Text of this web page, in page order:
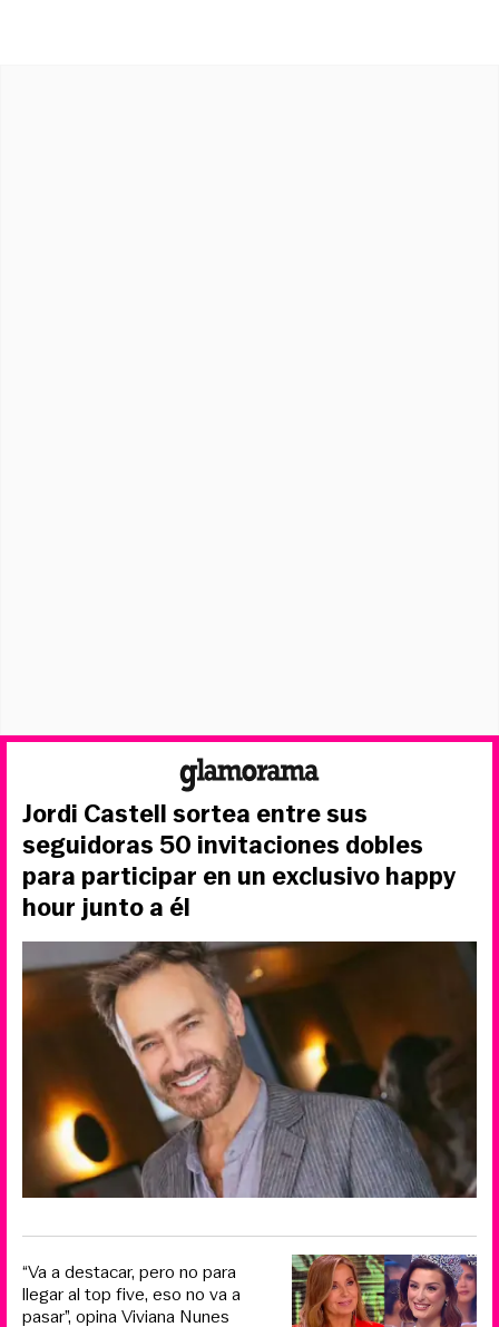
Jordi Castell sortea entre sus
seguidoras 50 invitaciones dobles
para participar en un exclusivo happy
hour junto a él
“Va a destacar, pero no para
llegar al top five, eso no va a
pasar”, opina Viviana Nunes